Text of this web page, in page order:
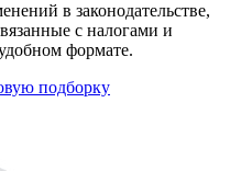
в законодательстве,
с налогами и
формате.
подборку